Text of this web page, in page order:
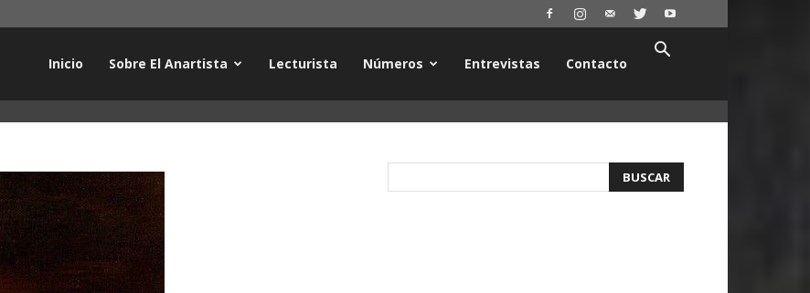
Inicio Sobre El Anartista Lecturista Números Entrevistas Contacto